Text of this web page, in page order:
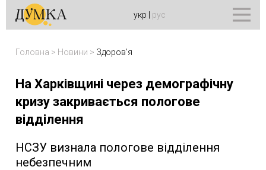
укр рус
Головна > Новини > Здоров'я
На Харківщині через демографічну
кризу закривається пологове
відділення
НСЗУ визнала пологове відділення
небезпечним